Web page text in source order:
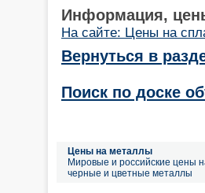
Информация,
На сайте: Цены на
Вернуться в
Поиск по доске
Цены на металлы
Мировые и российские цены
черные и цветные металлы